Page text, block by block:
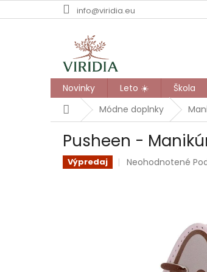
na
info@viridia.eu
Novinky Leto ☀️ Škola
DomovMódne doplnky
Pusheen -
Výpredaj
Priemerné
Neohodnotené